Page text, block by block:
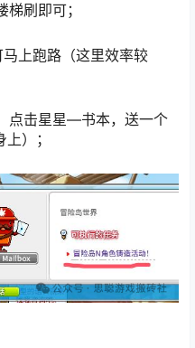
刷即可；
上跑路（这里效率较
点击星星—书本，送一个
）；